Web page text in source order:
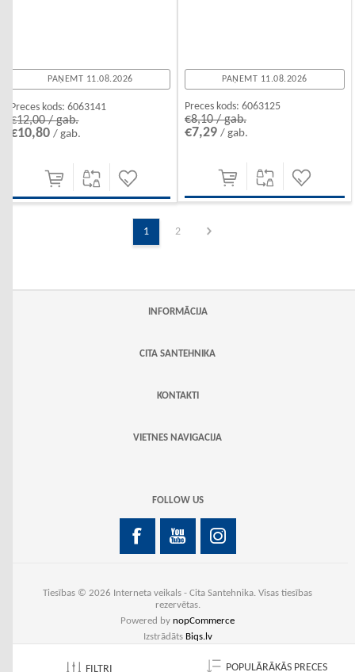
PAŅEMT 11.08.2026
Preces kods: 6063141
€12,00 / gab.
€10,80/ gab.
PAŅEMT 11.08.2026
Preces kods: 6063125
€8,10 / gab.
€7,29 / gab.
1 2
INFORMĀCIJA
CITA SANTEHNIKA
KONTAKTI
VIETNES NAVIGACIJA
FOLLOW US
Tiesības © 2026 Interneta veikals - Cita Santehnika. Visas tiesības
rezervētas.
Powered by nopCommerce
Izstrādāts Biqs.lv
FILTRI POPULĀRĀKĀS PRECES